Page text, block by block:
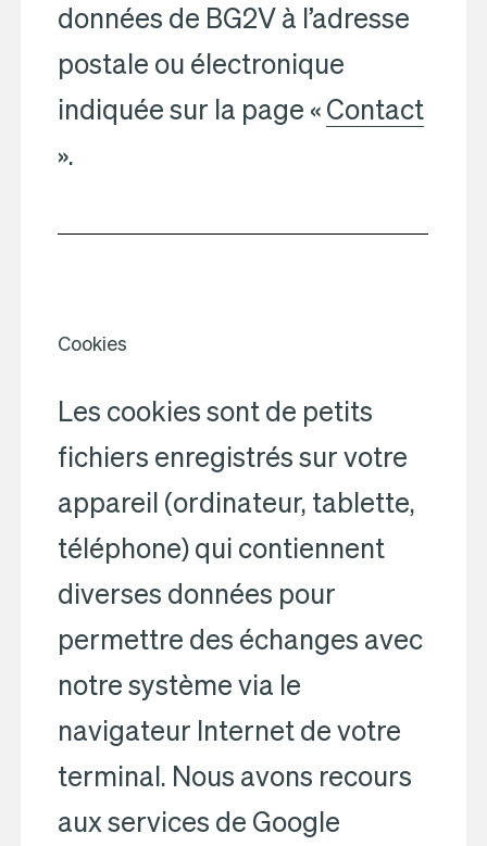
données de BG2V à l’adresse
postale ou électronique
indiquée sur la page « Contact
».
Cookies
Les cookies sont de petits
fichiers enregistrés sur votre
appareil (ordinateur, tablette,
téléphone) qui contiennent
diverses données pour
permettre des échanges avec
notre système via le
navigateur Internet de votre
terminal. Nous avons recours
aux services de Google